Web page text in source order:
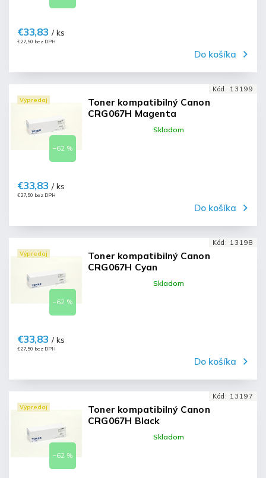
€27,50 bez DPH
€33,83 / ks
Do košíka
Výpredaj
–62 %
Toner kompatibilný Canon
CRG067H Magenta
Skladom
€27,50 bez DPH
€33,83 / ks
Do košíka
Kód: 13199
Výpredaj
–62 %
Toner kompatibilný Canon
CRG067H Cyan
Skladom
€27,50 bez DPH
€33,83 / ks
Do košíka
Kód: 13198
Výpredaj
–62 %
Toner kompatibilný Canon
CRG067H Black
Skladom
Kód: 13197